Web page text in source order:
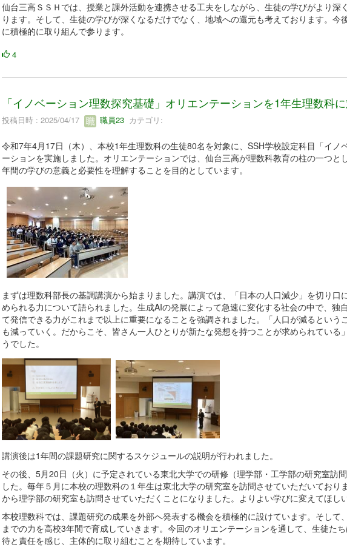
仙台三高ＳＳＨでは、授業と課外活動を連携させる工夫をしながら、生徒の学びがより深
ります。そして、生徒の学びが深くなるだけでなく、地域への還元も考えております。今
に積極的に取り組んで参ります。
4
「イノベーション理数探究基礎」オリエンテーションを1年生理数科に
投稿日時 : 2025/04/17 職員23カテゴリ:
令和7年4月17日（木）、本校1年生理数科の生徒80名を対象に、SSH学校設定科目「イノ
ーションを実施しました。オリエンテーションでは、仙台三高が理数科教育の柱の一つと
年間の学びの意義と必要性を理解することを目的としています。
まずは理数科部長の基調講演から始まりました。講演では、「日本の人口減少」を切り口
められる力について語られました。生成AIの発展によって急速に変化する社会の中で、独
て発信できる力がこれまで以上に重要になることを強調されました。「人口が減るという
も減っていく。だからこそ、皆さん一人ひとりが新たな発想を持つことが求められている
うでした。
講演後は1年間の課題研究に関するスケジュールの説明が行われました。
その後、5月20日（火）に予定されている東北大学での研修（理学部・工学部の研究室訪
した。毎年５月に本校の理数科の１年生は東北大学の研究室を訪問させていただいており
から理学部の研究室も訪問させていただくことになりました。よりよい学びに変えてほしい
本校理数科では、課題研究の成果を外部へ発表する機会を積極的に設けています。そして
までの力を高校3年間で育成していきます。今回のオリエンテーションを通して、生徒た
待と責任を感じ、主体的に取り組むことを期待しています。